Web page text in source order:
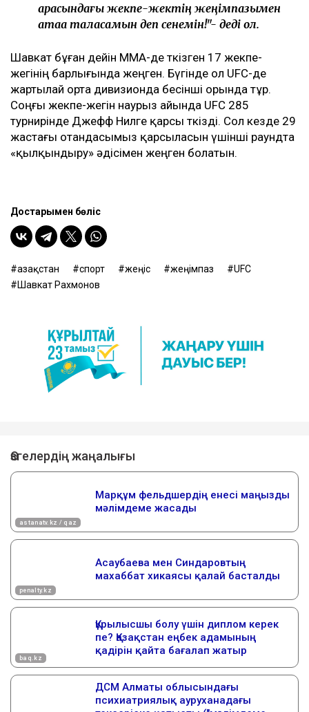
арасындағы жекпе-жектің жеңімпазымен
атаққа таласамын деп сенемін!"- деді ол.
Шавкат бұған дейін ММА-де өткізген 17 жекпе-
жегінің барлығында жеңген. Бүгінде ол UFC-де
жартылай орта дивизионда бесінші орында тұр.
Соңғы жекпе-жегін наурыз айында UFC 285
турнирінде Джефф Нилге қарсы өткізді. Сол кезде 29
жастағы отандасымыз қарсыласын үшінші раундта
«қылқындыру» әдісімен жеңген болатын.
Достарыңмен бөліс
Қазақстан спорт жеңіс жеңімпаз
UFC
Шавкат Рахмонов